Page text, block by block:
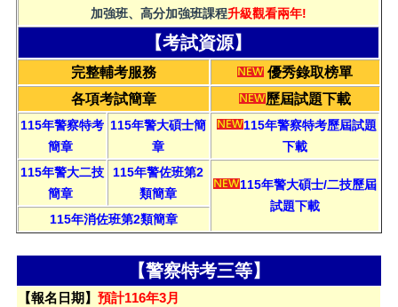
加強班、高分加強班課程升級觀看兩年!
【考試資源】
完整輔考服務
優秀錄取榜單
各項考試簡章
歷屆試題下載
115年警察特考
簡章
115年警大碩士簡
章
115年警察特考歷屆試題
下載
115年警大二技
簡章
115年警佐班第2
類簡章
115年警大碩士/二技歷屆
試題下載
115年消佐班第2類簡章
【警察特考三等】
【報名日期】 預計116年3月